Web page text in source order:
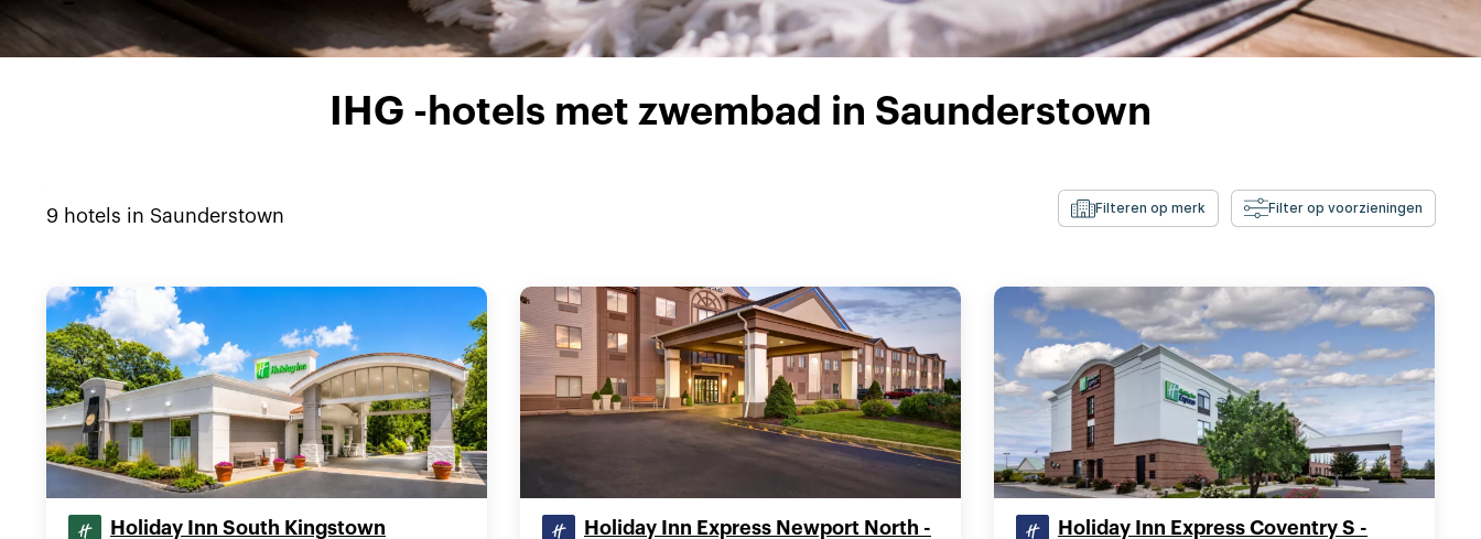
IHG -hotels met zwembad in Saunderstown
9 hotels in Saunderstown Filteren op merk Filter op voorzieningen
Holiday Inn South Kingstown
Holiday Inn Express Newport North -
Holiday Inn Express Coventry S -